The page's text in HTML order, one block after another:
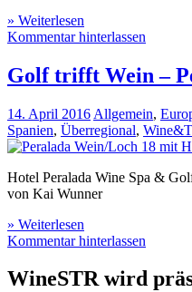
» Weiterlesen
Kommentar hinterlassen
Golf trifft Wein –
14. April 2016 Allgemein,
Spanien, Überregional,
Hotel Peralada Wine Spa &
von Kai Wunner
» Weiterlesen
Kommentar hinterlassen
WineSTR wird